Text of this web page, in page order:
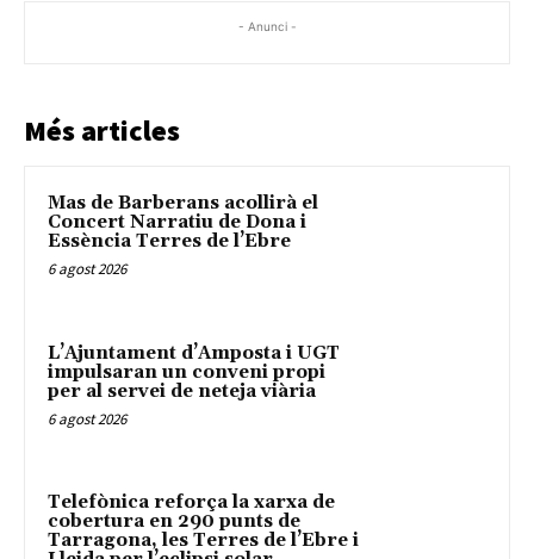
- Anunci -
Més articles
Mas de Barberans acollirà el
Concert Narratiu de Dona i
Essència Terres de l’Ebre
6 agost 2026
L’Ajuntament d’Amposta i UGT
impulsaran un conveni propi
per al servei de neteja viària
6 agost 2026
Telefònica reforça la xarxa de
cobertura en 290 punts de
Tarragona, les Terres de l’Ebre i